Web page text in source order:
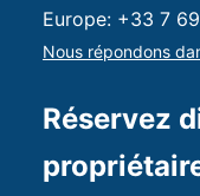
Europe: +33 7
Nous répondons
Réservez